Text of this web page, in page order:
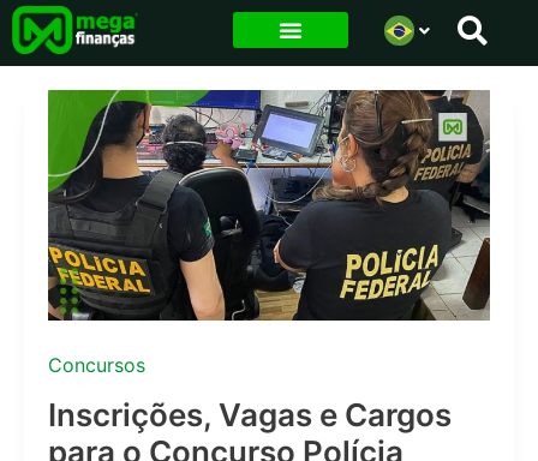
para
Concursos
Inscrições, Vagas e Cargos
para o Concurso Polícia